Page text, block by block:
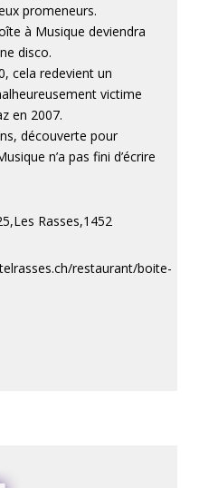
promeneurs.
à Musique deviendra
disco.
cela redevient un
victime
en 2007.
découverte pour
n’a pas fini d’écrire
Rasses,1452
restaurant/boite-